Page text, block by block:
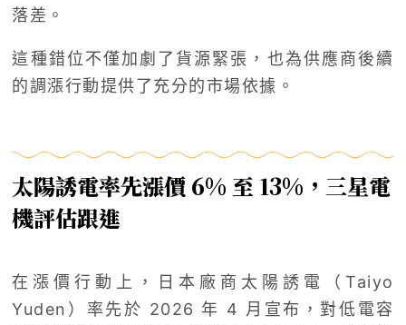
落差。
這種錯位不僅加劇了貨源緊張，也為供應商後續
的調漲行動提供了充分的市場依據。
太陽誘電率先漲價 6% 至 13%，三星電
機評估跟進
在漲價行動上，日本廠商太陽誘電（Taiyo
Yuden）率先於 2026 年 4 月宣布，對低電容